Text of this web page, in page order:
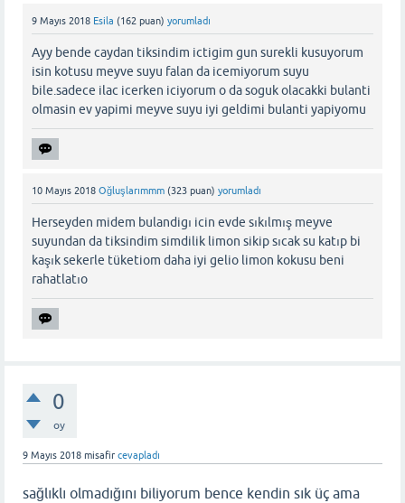
9 Mayıs 2018 Esila (162 puan) yorumladı
Ayy bende caydan tiksindim ictigim gun surekli kusuyorum
isin kotusu meyve suyu falan da icemiyorum suyu
bile.sadece ilac icerken iciyorum o da soguk olacakki bulanti
olmasin ev yapimi meyve suyu iyi geldimi bulanti yapiyomu
10 Mayıs 2018 Oğluşlarımmm (323 puan) yorumladı
Herseyden midem bulandigı icin evde sıkılmış meyve
suyundan da tiksindim simdilik limon sikip sıcak su katıp bi
kaşık sekerle tüketiom daha iyi gelio limon kokusu beni
rahatlatıo
0
oy
9 Mayıs 2018 misafir cevapladı
sağlıklı olmadığını biliyorum bence kendin sık üç ama